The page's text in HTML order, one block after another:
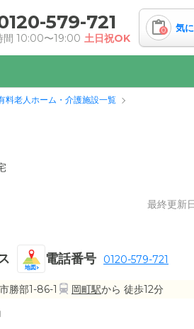
579-721
間 10:00〜19:00 土日祝OK
0 気
料老人ホーム・介護施設一覧
最終更新
地図
電話番号 0120-579-721
勝部1-86-1 岡町駅から 徒歩12分